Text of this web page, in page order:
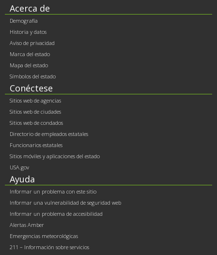
Footer
contents
Acerca de
Demografía
Historia y datos
Aviso de privacidad
Marca del estado
Mapa del estado
Símbolos del estado
Conéctese
Sitios web de agencias
Sitios web de ciudades
Sitios web de condados
Directorio de empleados estatales
Funcionarios estatales
Sitios móviles y aplicaciones del estado
USA.gov
Ayuda
Informar un problema con este sitio
Informar una vulnerabilidad de seguridad web
Informar un problema de accesibilidad
Alertas Amber
Emergencias meteorológicas
211 – Información sobre servicios